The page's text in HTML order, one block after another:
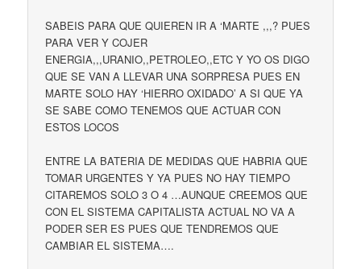
SABEIS PARA QUE QUIEREN IR A ‘MARTE ,,,? PUES
PARA VER Y COJER
ENERGIA,,,URANIO,,PETROLEO,,ETC Y YO OS DIGO
QUE SE VAN A LLEVAR UNA SORPRESA PUES EN
MARTE SOLO HAY ‘HIERRO OXIDADO’ A SI QUE YA
SE SABE COMO TENEMOS QUE ACTUAR CON
ESTOS LOCOS
ENTRE LA BATERIA DE MEDIDAS QUE HABRIA QUE
TOMAR URGENTES Y YA PUES NO HAY TIEMPO
CITAREMOS SOLO 3 O 4 …AUNQUE CREEMOS QUE
CON EL SISTEMA CAPITALISTA ACTUAL NO VA A
PODER SER ES PUES QUE TENDREMOS QUE
CAMBIAR EL SISTEMA….